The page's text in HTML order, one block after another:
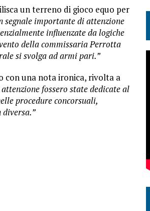
un terreno di gioco equo per
segnale importante di attenzione
influenzate da logiche
della commissaria Perrotta
si svolga ad armi pari.”
con una nota ironica, rivolta a
attenzione fossero state dedicate al
procedure concorsuali,